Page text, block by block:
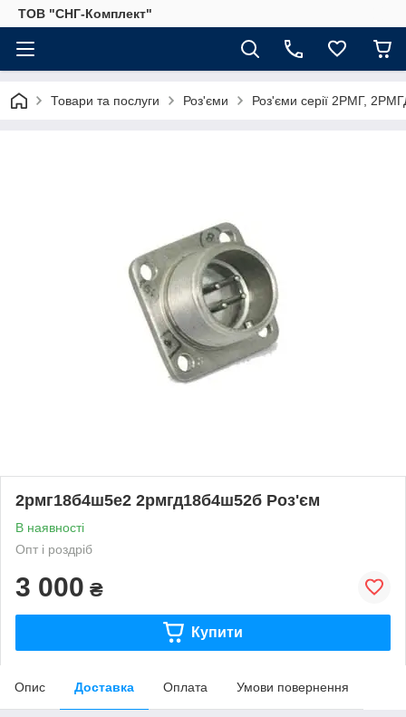
ТОВ "СНГ-Комплект"
Товари та послуги Роз'єми Роз'єми серії 2РМГ,
2рмг18б4ш5е2 2рмгд18б4ш52б Роз'єм
В наявності
Опт і роздріб
3 000 ₴
Купити
Опис Доставка Оплата Умови повернення